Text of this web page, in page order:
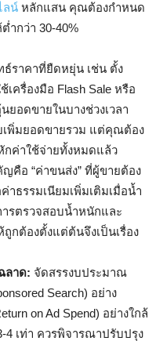
ลน์ หลักแสน คุณต้องกำหนด
ำกว่า 30-40%
ธ์ราคาที่ยืดหยุ่น เช่น ตั้ง
เครื่องมือ Flash Sale หรือ
ยอดขายในบางช่วงเวลา
เพิ่มยอดขายรวม แต่คุณต้อง
กค่าใช้จ่ายทั้งหมดแล้ว
คือ “ค่าขนส่ง” ที่ผู้ขายต้อง
ธรรมเนียมเพิ่มเติมเมื่อน้ำ
รตรวจสอบน้ำหนักและ
กต้องตั้งแต่ต้นจึงเป็นเรื่อง
ลาด: จัดสรรงบประมาณ
Search) อย่าง
on Ad Spend) อย่างใกล้
4 เท่า ควรพิจารณาปรับปรุง